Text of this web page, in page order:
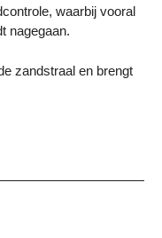
waarbij vooral
nagegaan.
zandstraal en brengt